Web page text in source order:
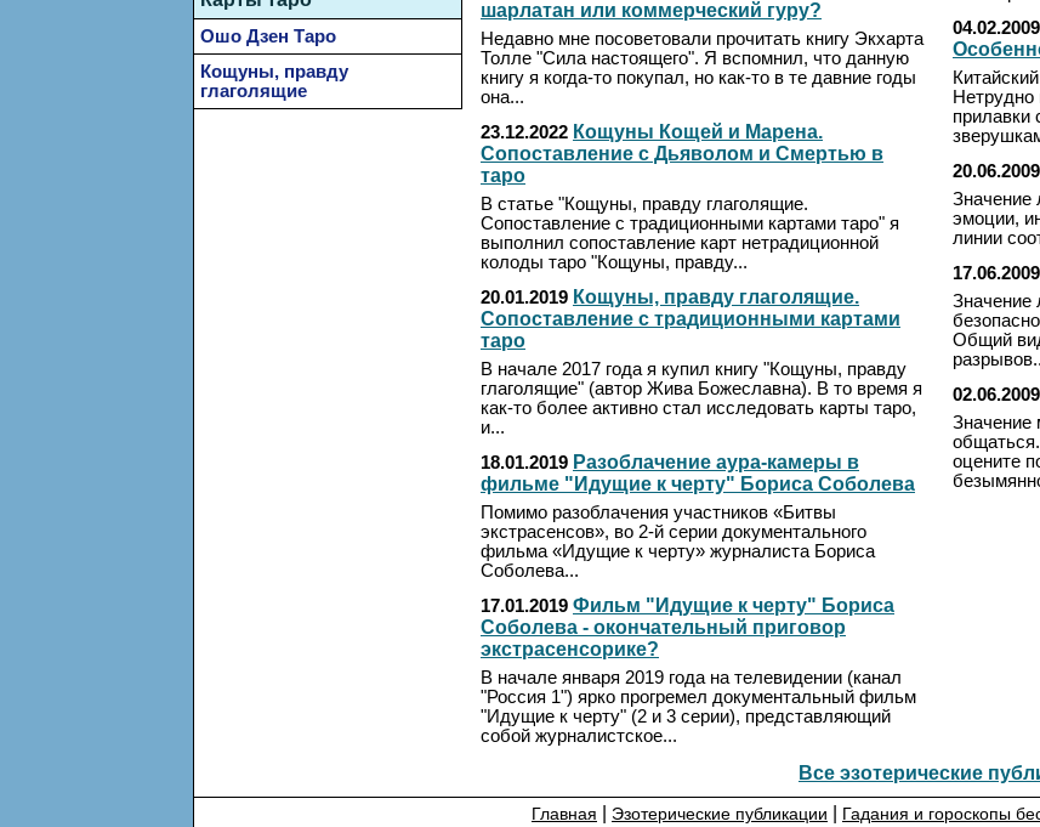
шарлатан или коммерческий гуру?
Недавно мне посоветовали прочитать книгу Экхарта
Толле "Сила настоящего". Я вспомнил, что данную
книгу я когда-то покупал, но как-то в те давние годы
она...
23.12.2022 Кощуны Кощей и Марена.
Сопоставление с Дьяволом и Смертью в
таро
В статье "Кощуны, правду глаголящие.
Сопоставление с традиционными картами таро" я
выполнил сопоставление карт нетрадиционной
колоды таро "Кощуны, правду...
20.01.2019 Кощуны, правду глаголящие.
Сопоставление с традиционными картами
таро
В начале 2017 года я купил книгу "Кощуны, правду
глаголящие" (автор Жива Божеславна). В то время я
как-то более активно стал исследовать карты таро,
и...
18.01.2019 Разоблачение аура-камеры в
фильме "Идущие к черту" Бориса Соболева
Помимо разоблачения участников «Битвы
экстрасенсов», во 2-й серии документального
фильма «Идущие к черту» журналиста Бориса
Соболева...
17.01.2019 Фильм "Идущие к черту" Бориса
Соболева - окончательный приговор
экстрасенсорике?
В начале января 2019 года на телевидении (канал
"Россия 1") ярко прогремел документальный фильм
"Идущие к черту" (2 и 3 серии), представляющий
собой журналистское...
04.02.2009
Нетрудно
прилавки
20.06.2009
Значение
эмоции,
линии
17.06.2009
Значение
Общий
02.06.2009
Значение
оцените
Все эзотерические
Ошо Дзен Таро
Кощуны, правду
глаголящие
Главная Эзотерические публикации Гадания и гороскопы